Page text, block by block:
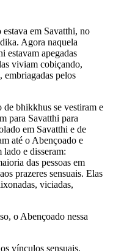
em Savatthi, no
Agora naquela
estavam apegadas
viviam cobiçando,
embriagadas pelos
de bhikkhus se vestiram e
para Savatthi para
em Savatthi e de
até o Abençoado e
lado e disseram:
das pessoas em
prazeres sensuais. Elas
viciadas,
o Abençoado nessa
vínculos sensuais,